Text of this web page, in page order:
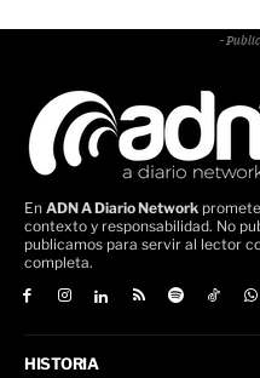
-
En ADN A Diario Network
contexto y responsabilidad. No
publicamos para servir al lector
completa.
HISTORIA